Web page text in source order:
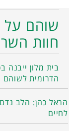
שוהם
חוות
בית מלון ייבנה
הדרומית לשוהם
הראל כהן: הלב
לחיים